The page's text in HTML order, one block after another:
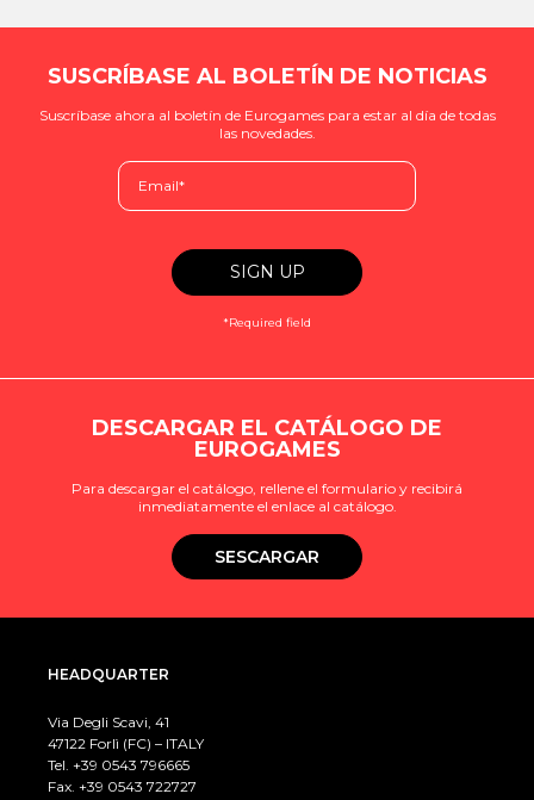
SUSCRÍBASE AL BOLETÍN DE NOTICIAS
Suscríbase ahora al boletín de Eurogames para estar al día de todas
las novedades.
*Required field
DESCARGAR EL CATÁLOGO DE
EUROGAMES
Para descargar el catálogo, rellene el formulario y recibirá
inmediatamente el enlace al catálogo.
SESCARGAR
HEADQUARTER
Via Degli Scavi, 41
47122 Forlì (FC) – ITALY
Tel. +39 0543 796665
Fax. +39 0543 722727